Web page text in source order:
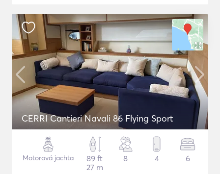
CERRI Cantieri Navali 86 Flying Sport
Motorová jachta
89 ft
27 m
8 4 6